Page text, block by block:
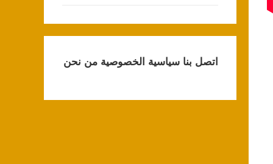
اتصل بنا سياسية الخصوصية من نحن